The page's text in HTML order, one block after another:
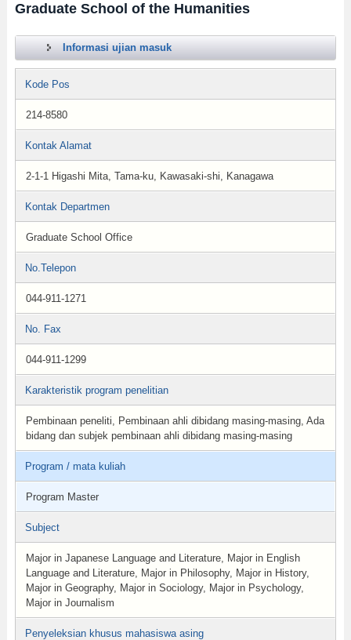
Graduate School of the Humanities
Informasi ujian masuk
Kode Pos
214-8580
Kontak Alamat
2-1-1 Higashi Mita, Tama-ku, Kawasaki-shi, Kanagawa
Kontak Departmen
Graduate School Office
No.Telepon
044-911-1271
No. Fax
044-911-1299
Karakteristik program penelitian
Pembinaan peneliti, Pembinaan ahli dibidang masing-masing, Ada
bidang dan subjek pembinaan ahli dibidang masing-masing
Program / mata kuliah
Program Master
Subject
Major in Japanese Language and Literature, Major in English
Language and Literature, Major in Philosophy, Major in History,
Major in Geography, Major in Sociology, Major in Psychology,
Major in Journalism
Penyeleksian khusus mahasiswa asing